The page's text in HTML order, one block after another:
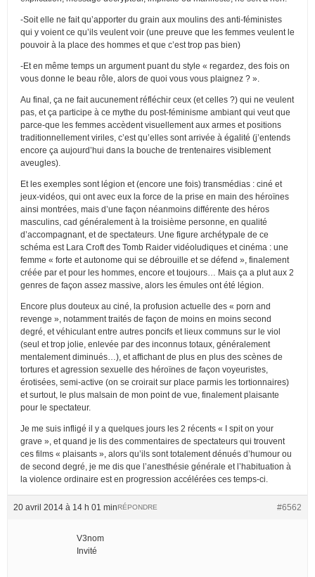
-Soit elle ne fait qu’apporter du grain aux moulins des anti-féministes
qui y voient ce qu’ils veulent voir (une preuve que les femmes veulent le
pouvoir à la place des hommes et que c’est trop pas bien)
-Et en même temps un argument puant du style « regardez, des fois on
vous donne le beau rôle, alors de quoi vous vous plaignez ? ».
Au final, ça ne fait aucunement réfléchir ceux (et celles ?) qui ne veulent
pas, et ça participe à ce mythe du post-féminisme ambiant qui veut que
parce-que les femmes accèdent visuellement aux armes et positions
traditionnellement viriles, c’est qu’elles sont arrivée à égalité (j’entends
encore ça aujourd’hui dans la bouche de trentenaires visiblement
aveugles).
Et les exemples sont légion et (encore une fois) transmédias : ciné et
jeux-vidéos, qui ont avec eux la force de la prise en main des héroïnes
ainsi montrées, mais d’une façon néanmoins différente des héros
masculins, cad généralement à la troisième personne, en qualité
d’accompagnant, et de spectateurs. Une figure archétypale de ce
schéma est Lara Croft des Tomb Raider vidéoludiques et cinéma : une
femme « forte et autonome qui se débrouille et se défend », finalement
créée par et pour les hommes, encore et toujours… Mais ça a plut aux 2
genres de façon assez massive, alors les émules ont été légion.
Encore plus douteux au ciné, la profusion actuelle des « porn and
revenge », notamment traités de façon de moins en moins second
degré, et véhiculant entre autres poncifs et lieux communs sur le viol
(seul et trop jolie, enlevée par des inconnus totaux, généralement
mentalement diminués…), et affichant de plus en plus des scènes de
tortures et agression sexuelle des héroïnes de façon voyeuristes,
érotisées, semi-active (on se croirait sur place parmis les tortionnaires)
et surtout, le plus malsain de mon point de vue, finalement plaisante
pour le spectateur.
Je me suis infligé il y a quelques jours les 2 récents « I spit on your
grave », et quand je lis des commentaires de spectateurs qui trouvent
ces films « plaisants », alors qu’ils sont totalement dénués d’humour ou
de second degré, je me dis que l’anesthésie générale et l’habituation à
la violence ordinaire est en progression accélérées ces temps-ci.
20 avril 2014 à 14 h 01 min #6562
RÉPONDRE
V3nom
Invité